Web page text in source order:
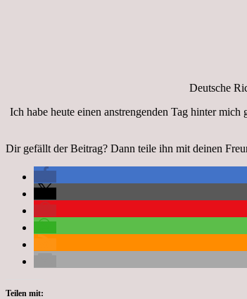
Deutsche
Ich habe heute einen anstrengenden Tag hinter
Dir gefällt der Beitrag? Dann teile ihn mit deinen
Teilen mit: